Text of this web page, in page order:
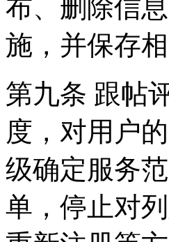
布、删除信
施，并保存相
第九条 跟帖
度，对用户
级确定服务
单，停止对